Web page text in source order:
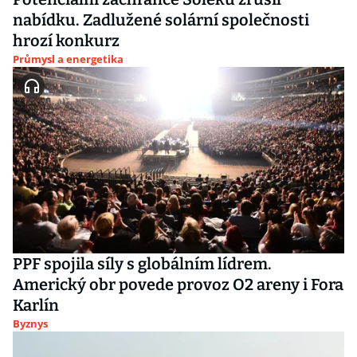
nabídku. Zadlužené solární společnosti
hrozí konkurz
Průmysl a energetika
PPF spojila síly s globálním lídrem.
Americký obr povede provoz O2 areny i Fora
Karlín
Byznys